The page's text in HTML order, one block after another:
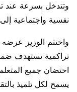
وتتدخل بسرعة عند
نفسية واجتماعية
واختتم الوزير عرضه
تراكمية تستهدف
احتضان جميع
يسمح لكل تلميذ